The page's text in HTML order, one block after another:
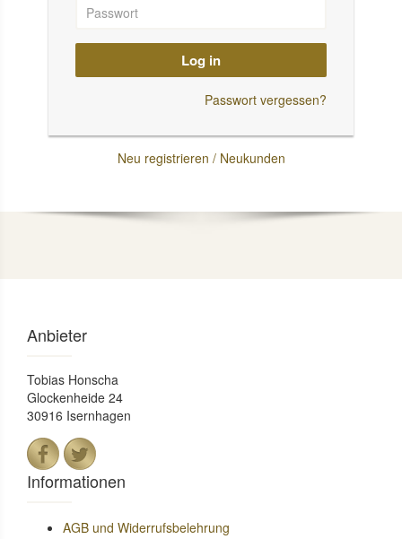
Log in
Passwort vergessen?
Neu registrieren / Neukunden
Anbieter
Tobias Honscha
Glockenheide 24
30916 Isernhagen
Informationen
AGB und Widerrufsbelehrung